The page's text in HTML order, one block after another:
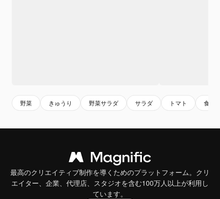
野菜 きゅうり 野菜サラダ サラダ トマト 食物
最高のクリエイティブ制作を導くためのプラットフォーム。クリ
エイター、企業、代理店、スタジオを含む100万人以上が利用し
ています。